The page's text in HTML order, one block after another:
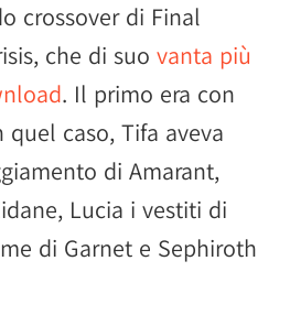
crossover di Final
che di suo vanta più
. Il primo era con
quel caso, Tifa aveva
di Amarant,
Lucia i vestiti di
di Garnet e Sephiroth